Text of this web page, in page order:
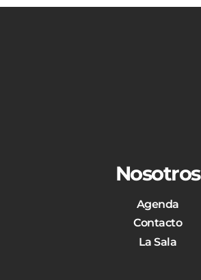
Nosotros
Agenda
Contacto
La Sala